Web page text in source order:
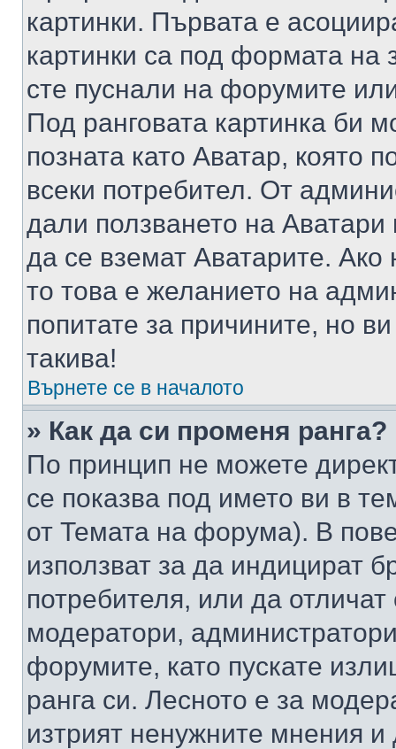
картинки. Първата е
картинки са под формата на
сте пуснали на форумите
Под ранговата картинка би
позната като Аватар, която
всеки потребител. От
дали ползването на
да се вземат Аватарите.
то това е желанието на
попитате за причините, но
такива!
Върнете се в началото
» Как да си променя ранга?
По принцип не можете
се показва под името ви в
от Темата на форума). В
използват за да индицират
потребителя, или да
модератори,
форумите, като пускате
ранга си. Лесното е за
изтрият ненужните мнения